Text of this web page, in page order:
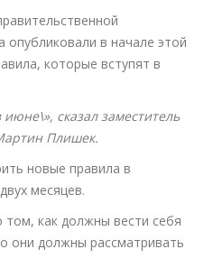
опубликовали в начале этой
которые вступят в
сказал заместитель
Плишек.
новые правила в
месяцев.
том, как должны вести себя
они должны рассматривать